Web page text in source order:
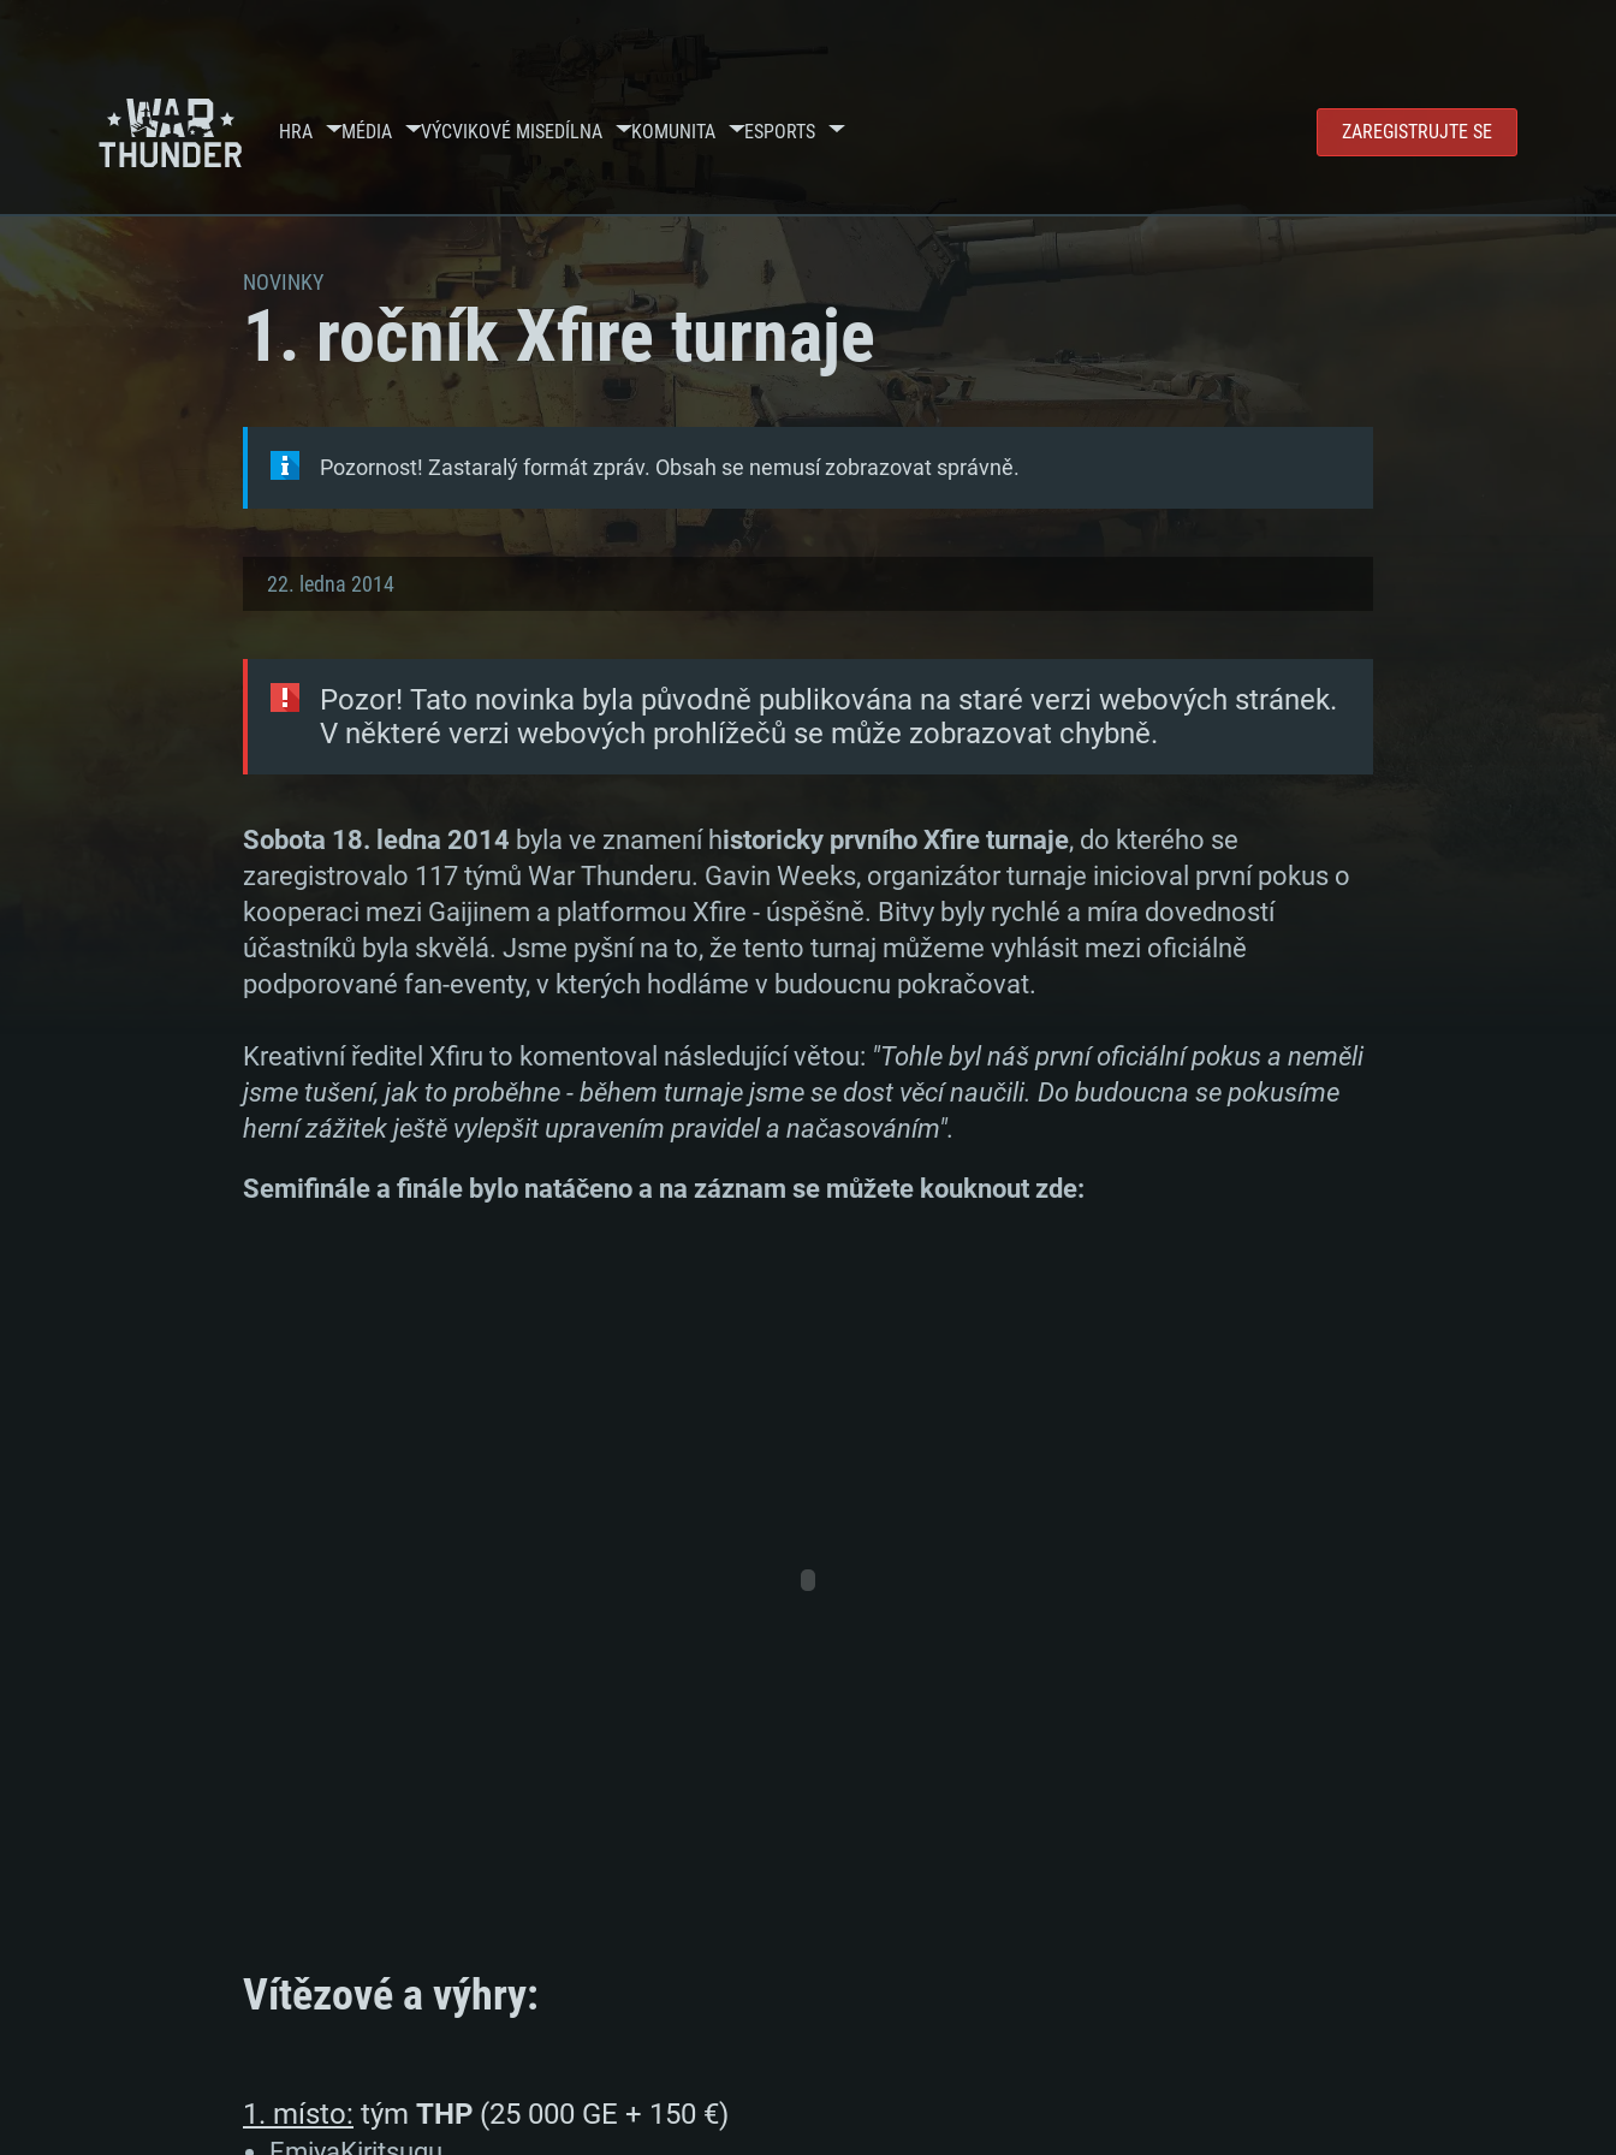
HRA MÉDIA VÝCVIKOVÉ MISEDÍLNA KOMUNITA ESPORTS ZAREGISTRUJTE SE
NOVINKY
1. ročník Xfire turnaje
Pozornost! Zastaralý formát zpráv. Obsah se nemusí zobrazovat správně.
22. ledna 2014
Pozor! Tato novinka byla původně publikována na staré verzi webových stránek.
V některé verzi webových prohlížečů se může zobrazovat chybně.
Sobota 18. ledna 2014 byla ve znamení historicky prvního Xfire turnaje, do kterého se
zaregistrovalo 117 týmů War Thunderu. Gavin Weeks, organizátor turnaje inicioval první pokus o
kooperaci mezi Gaijinem a platformou Xfire - úspěšně. Bitvy byly rychlé a míra dovedností
účastníků byla skvělá. Jsme pyšní na to, že tento turnaj můžeme vyhlásit mezi oficiálně
podporované fan-eventy, v kterých hodláme v budoucnu pokračovat.
Kreativní ředitel Xfiru to komentoval následující větou: "Tohle byl náš první oficiální pokus a neměli
jsme tušení, jak to proběhne - během turnaje jsme se dost věcí naučili. Do budoucna se pokusíme
herní zážitek ještě vylepšit upravením pravidel a načasováním".
Semifinále a finále bylo natáčeno a na záznam se můžete kouknout zde:
Vítězové a výhry:
1. místo: tým THP (25 000 GE + 150 €)